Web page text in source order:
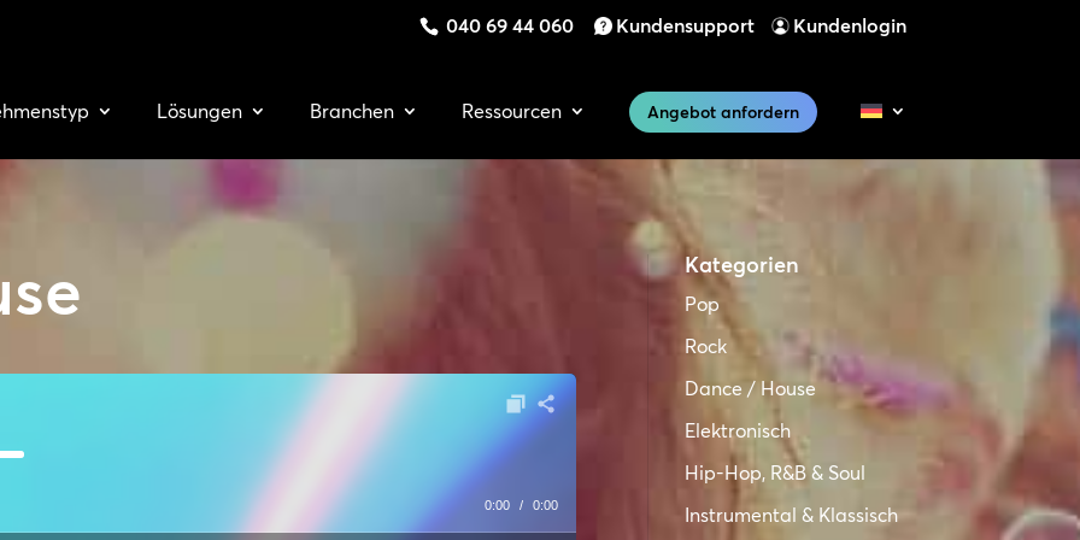
040 69 44 060 Kundensupport Kundenlogin
Lösungen Branchen Ressourcen Angebot anfordern
0:00 / 0:00
Kategorien
Pop
Rock
Dance / House
Elektronisch
Hip-Hop, R&B & Soul
Instrumental & Klassisch